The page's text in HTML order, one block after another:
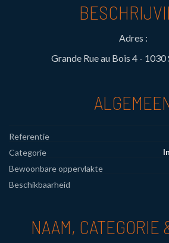
Adres :
Grande Rue au Bois 4 - 1030
Referentie
Categorie
Bewoonbare oppervlakte
Beschikbaarheid
NAAM, CATEGORIE